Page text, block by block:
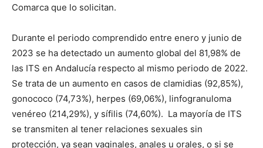
Comarca que lo solicitan.
Durante el periodo comprendido entre enero y junio de
2023 se ha detectado un aumento global del 81,98% de
las ITS en Andalucía respecto al mismo periodo de 2022.
Se trata de un aumento en casos de clamidias (92,85%),
gonococo (74,73%), herpes (69,06%), linfogranuloma
venéreo (214,29%), y sífilis (74,60%). La mayoría de ITS
se transmiten al tener relaciones sexuales sin
protección, ya sean vaginales, anales u orales, o si se